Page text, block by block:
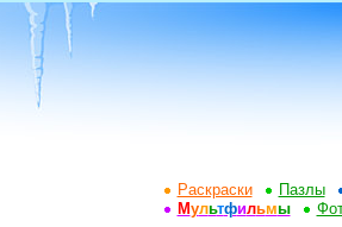
Раскраски
Пазлы
Мультфильмы